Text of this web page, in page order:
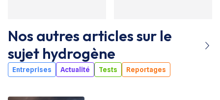
Nos autres articles sur le
sujet hydrogène
Entreprises Actualité Tests Reportages